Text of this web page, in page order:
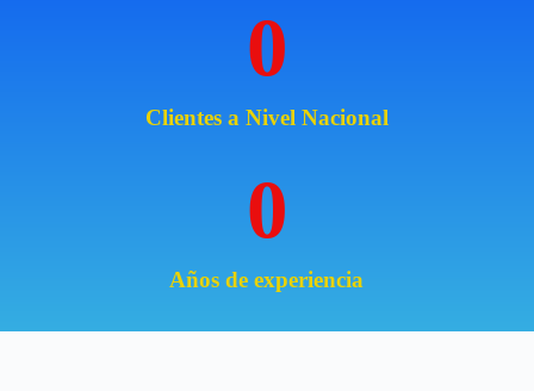
Clientes a Nivel Nacional
0
Años de experiencia
0